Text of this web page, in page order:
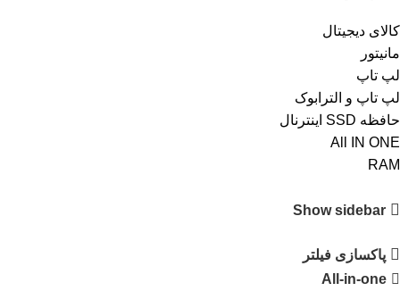
کالای دیجیتال
مانیتور
لپ تاپ
لپ تاپ و الترابوک
حافظه SSD اینترنال
All IN ONE
RAM
Show sidebar
پاکسازی فیلتر
All-in-one